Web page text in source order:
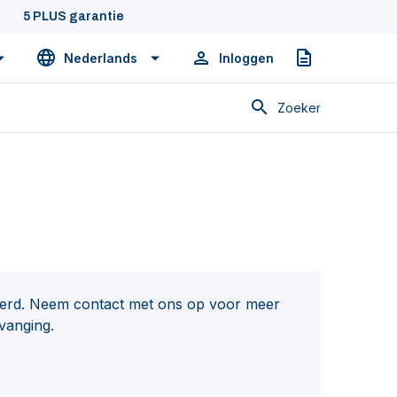
5 PLUS garantie
Nederlands Inloggen Offerte
Zoeken
Neem contact met ons op voor meer